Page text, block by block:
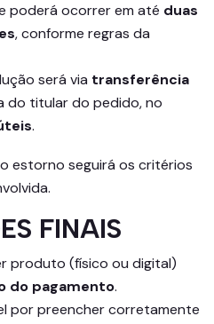
poderá ocorrer em até duas
, conforme regras da
será via transferência
do titular do pedido, no
.
estorno seguirá os critérios
FINAIS
produto (físico ou digital)
do pagamento.
por preencher corretamente